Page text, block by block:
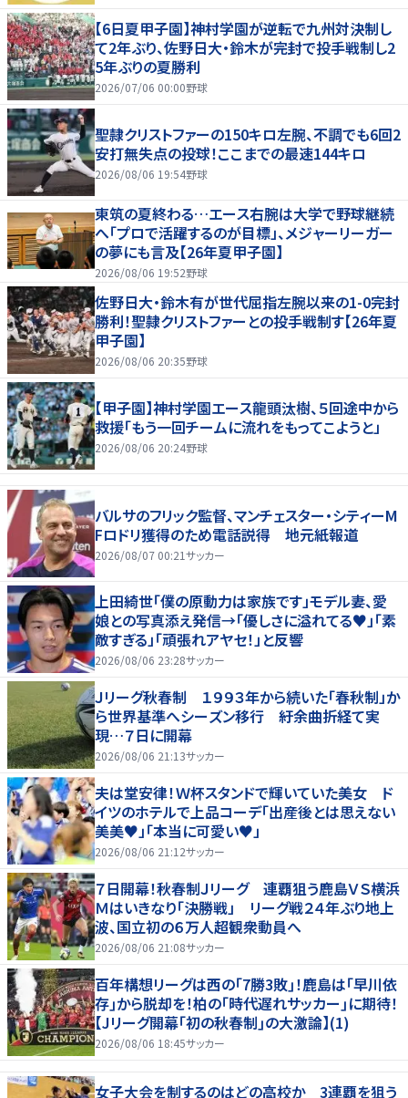
【6日夏甲子園】神村学園が逆転で九州対決制し
て2年ぶり、佐野日大・鈴木が完封で投手戦制し2
5年ぶりの夏勝利
2026/07/06 00:00野球
聖隷クリストファーの150キロ左腕、不調でも6回2
安打無失点の投球！ここまでの最速144キロ
2026/08/06 19:54野球
東筑の夏終わる…エース右腕は大学で野球継続
へ「プロで活躍するのが目標」、メジャーリーガー
の夢にも言及【26年夏甲子園】
2026/08/06 19:52野球
佐野日大・鈴木有が世代屈指左腕以来の1-0完封
勝利！聖隷クリストファーとの投手戦制す【26年夏
甲子園】
2026/08/06 20:35野球
【甲子園】神村学園エース龍頭汰樹、５回途中から
救援「もう一回チームに流れをもってこようと」
2026/08/06 20:24野球
バルサのフリック監督、マンチェスター・シティーM
Fロドリ獲得のため電話説得 地元紙報道
2026/08/07 00:21サッカー
上田綺世「僕の原動力は家族です」モデル妻、愛
娘との写真添え発信→「優しさに溢れてる♥」「素
敵すぎる」「頑張れアヤセ！」と反響
2026/08/06 23:28サッカー
Ｊリーグ秋春制 １９９３年から続いた「春秋制」か
ら世界基準へシーズン移行 紆余曲折経て実
現…７日に開幕
2026/08/06 21:13サッカー
夫は堂安律！Ｗ杯スタンドで輝いていた美女 ド
イツのホテルで上品コーデ「出産後とは思えない
美美♥」「本当に可愛い♥」
2026/08/06 21:12サッカー
７日開幕！秋春制Ｊリーグ 連覇狙う鹿島ＶＳ横浜
Ｍはいきなり「決勝戦」 リーグ戦２４年ぶり地上
波、国立初の６万人超観衆動員へ
2026/08/06 21:08サッカー
百年構想リーグは西の｢7勝3敗｣！鹿島は｢早川依
存｣から脱却を！柏の｢時代遅れサッカー｣に期待！
【Jリーグ開幕｢初の秋春制｣の大激論】(1)
2026/08/06 18:45サッカー
女子大会を制するのはどの高校か 3連覇を狙う